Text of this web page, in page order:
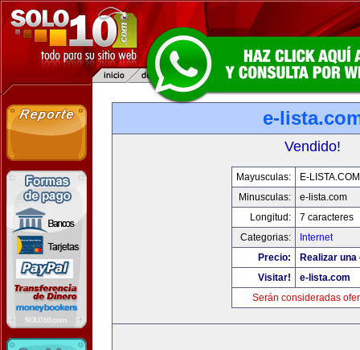
e-
Vendido!
Mayusculas:
E-LISTA.COM
Minusculas:
e-lista.com
Longitud:
7 caracteres
Categorias:
Internet
Precio:
Realizar
Visitar!
e-lista.com
Serán consideradas